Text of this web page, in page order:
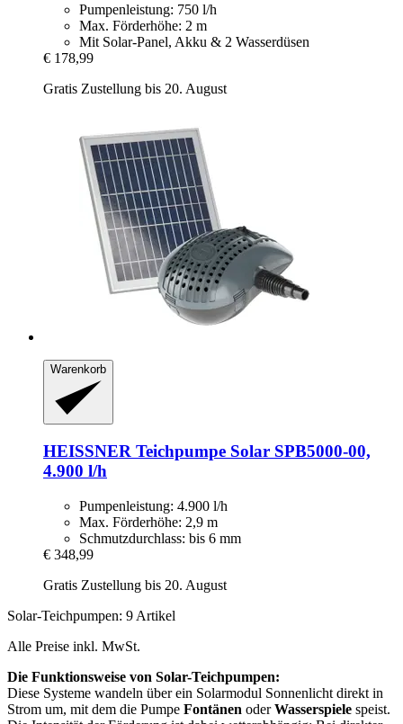
Pumpenleistung: 750 l/h
Max. Förderhöhe: 2 m
Mit Solar-Panel, Akku & 2 Wasserdüsen
€ 178,99
Gratis Zustellung bis 20. August
Warenkorb
HEISSNER Teichpumpe Solar SPB5000-​00,
4.900 l/h
Pumpenleistung: 4.900 l/h
Max. Förderhöhe: 2,9 m
Schmutzdurchlass: bis 6 mm
€ 348,99
Gratis Zustellung bis 20. August
Solar-Teichpumpen: 9 Artikel
Alle Preise inkl. MwSt.
Die Funktionsweise von Solar-Teichpumpen:
Diese Systeme wandeln über ein Solarmodul Sonnenlicht direkt in
Strom um, mit dem die Pumpe Fontänen oderWasserspiele speist.